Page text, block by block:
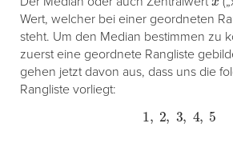
Wert, welcher bei einer geordneten
steht. Um den Median bestimmen zu
zuerst eine geordnete Rangliste
gehen jetzt davon aus, dass uns die
Rangliste vorliegt:
2 3, 4, 5